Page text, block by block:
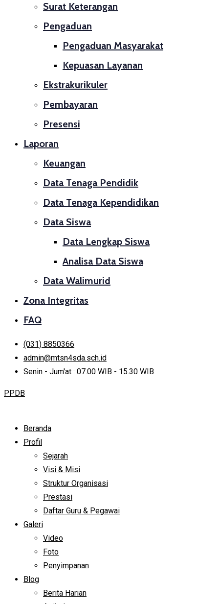
Surat Keterangan
Pengaduan
Pengaduan Masyarakat
Kepuasan Layanan
Ekstrakurikuler
Pembayaran
Presensi
Laporan
Keuangan
Data Tenaga Pendidik
Data Tenaga Kependidikan
Data Siswa
Data Lengkap Siswa
Analisa Data Siswa
Data Walimurid
Zona Integritas
FAQ
(031) 8850366
admin@mtsn4sda.sch.id
Senin - Jum'at : 07.00 WIB - 15.30 WIB
PPDB
Beranda
Profil
Sejarah
Visi & Misi
Struktur Organisasi
Prestasi
Daftar Guru & Pegawai
Galeri
Video
Foto
Penyimpanan
Blog
Berita Harian